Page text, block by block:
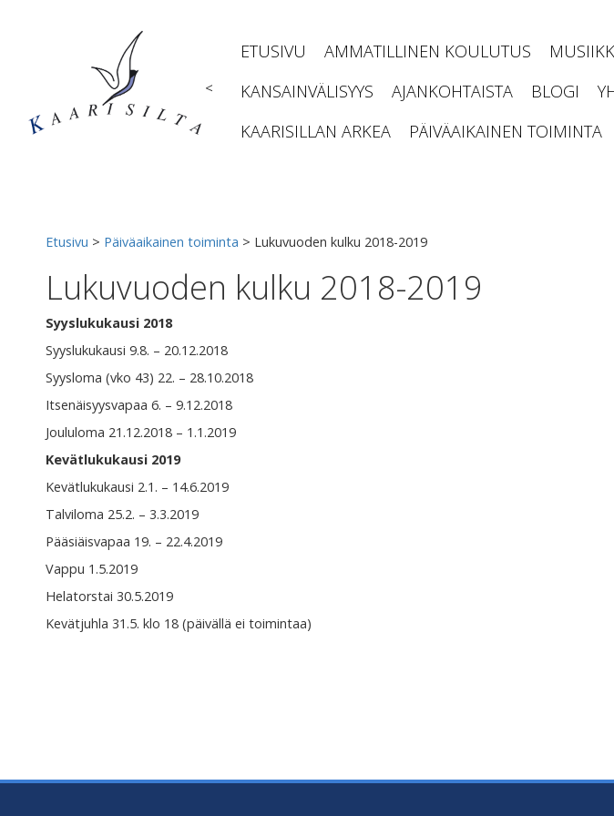
<
ETUSIVU AMMATILLINEN KOULUTUS
KANSAINVÄLISYYS
AJANKOHTAISTA BLOGI
KAARISILLAN ARKEA
PÄIVÄAIKAINEN TOIMINTA
Etusivu > Päiväaikainen toiminta > Lukuvuoden kulku 2018-2019
Lukuvuoden kulku 2018-2019
Syyslukukausi 2018
Syyslukukausi 9.8. – 20.12.2018
Syysloma (vko 43) 22. – 28.10.2018
Itsenäisyysvapaa 6. – 9.12.2018
Joululoma 21.12.2018 – 1.1.2019
Kevätlukukausi 2019
Kevätlukukausi 2.1. – 14.6.2019
Talviloma 25.2. – 3.3.2019
Pääsiäisvapaa 19. – 22.4.2019
Vappu 1.5.2019
Helatorstai 30.5.2019
Kevätjuhla 31.5. klo 18 (päivällä ei toimintaa)